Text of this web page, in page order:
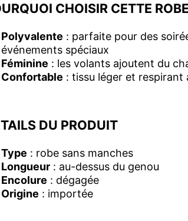
CHOISIR CETTE ROBE
Polyvalente : parfaite pour des
événements spéciaux
Féminine : les volants ajoutent du
Confortable : tissu léger et respirant
DU PRODUIT
Type : robe sans manches
Longueur : au-dessus du genou
Encolure : dégagée
Origine : importée